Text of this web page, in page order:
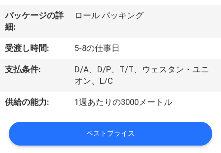
い
て
場
旅
行
パッケージの詳
細:
ロール パッキング
受渡し時間: 5-8の仕事日
支払条件:
D/A、D/P、T/T、ウェスタン・ユニ
オン、L/C
供給の能力: 1週あたりの3000メートル
ベストプライス